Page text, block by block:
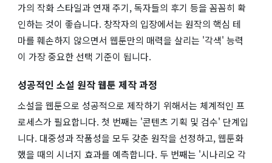
가의 작화 스타일과 연재 주기, 독자들의 후기 등을 꼼꼼히 확
인하는 것이 좋습니다. 창작자의 입장에서는 원작의 핵심 테
마를 훼손하지 않으면서 웹툰만의 매력을 살리는 '각색' 능력
이 가장 중요한 선택 기준이 됩니다.
성공적인 소설 원작 웹툰 제작 과정
소설을 웹툰으로 성공적으로 제작하기 위해서는 체계적인 프
로세스가 필요합니다. 첫 번째는 '콘텐츠 기획 및 검수' 단계입
니다. 대중성과 작품성을 모두 갖춘 원작을 선정하고, 웹툰화
했을 때의 시너지 효과를 예측합니다. 두 번째는 '시나리오 각